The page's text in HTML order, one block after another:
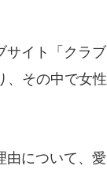
サイト「クラブ
、その中で女性
について、愛